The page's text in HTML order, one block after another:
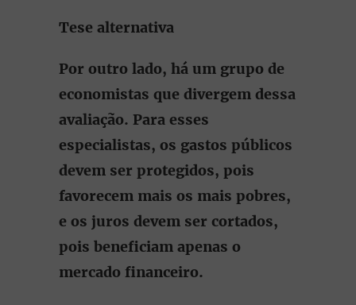
Tese alternativa
Por outro lado, há um grupo de
economistas que divergem dessa
avaliação. Para esses
especialistas, os gastos públicos
devem ser protegidos, pois
favorecem mais os mais pobres,
e os juros devem ser cortados,
pois beneficiam apenas o
mercado financeiro.